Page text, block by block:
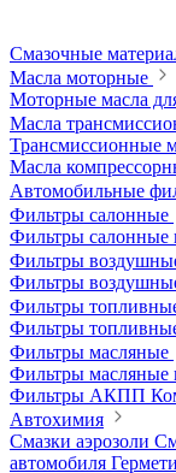
Смазочные
Масла моторные
Моторные масла
Масла
Трансмиссионные
Масла
Автомобильные
Фильтры салонные
Фильтры салонные
Фильтры
Фильтры
Фильтры
Фильтры
Фильтры масляные
Фильтры масляные
Фильтры АКПП
Автохимия
Смазки аэрозоли
автомобиля